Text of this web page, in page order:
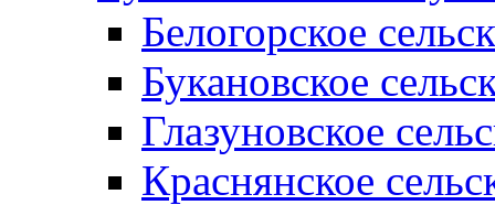
Белогорское
Букановское
Глазуновское
Краснянское